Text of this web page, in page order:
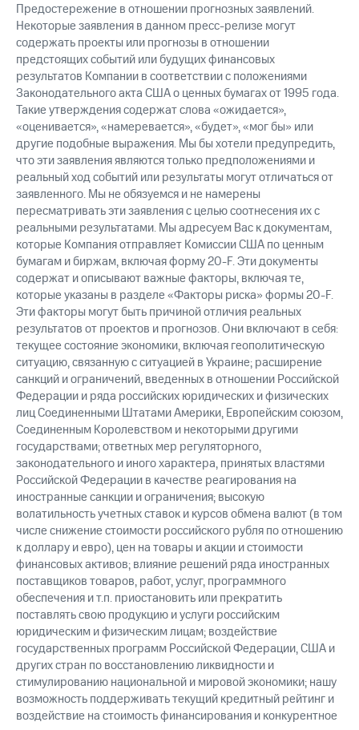
Предостережение в отношении прогнозных заявлений.
Некоторые заявления в данном пресс-релизе могут
содержать проекты или прогнозы в отношении
предстоящих событий или будущих финансовых
результатов Компании в соответствии с положениями
Законодательного акта США о ценных бумагах от 1995 года.
Такие утверждения содержат слова «ожидается»,
«оценивается», «намеревается», «будет», «мог бы» или
другие подобные выражения. Мы бы хотели предупредить,
что эти заявления являются только предположениями и
реальный ход событий или результаты могут отличаться от
заявленного. Мы не обязуемся и не намерены
пересматривать эти заявления с целью соотнесения их с
реальными результатами. Мы адресуем Вас к документам,
которые Компания отправляет Комиссии США по ценным
бумагам и биржам, включая форму 20-F. Эти документы
содержат и описывают важные факторы, включая те,
которые указаны в разделе «Факторы риска» формы 20-F.
Эти факторы могут быть причиной отличия реальных
результатов от проектов и прогнозов. Они включают в себя:
текущее состояние экономики, включая геополитическую
ситуацию, связанную с ситуацией в Украине; расширение
санкций и ограничений, введенных в отношении Российской
Федерации и ряда российских юридических и физических
лиц Соединенными Штатами Америки, Европейским союзом,
Соединенным Королевством и некоторыми другими
государствами; ответных мер регуляторного,
законодательного и иного характера, принятых властями
Российской Федерации в качестве реагирования на
иностранные санкции и ограничения; высокую
волатильность учетных ставок и курсов обмена валют (в том
числе снижение стоимости российского рубля по отношению
к доллару и евро), цен на товары и акции и стоимости
финансовых активов; влияние решений ряда иностранных
поставщиков товаров, работ, услуг, программного
обеспечения и т.п. приостановить или прекратить
поставлять свою продукцию и услуги российским
юридическим и физическим лицам; воздействие
государственных программ Российской Федерации, США и
других стран по восстановлению ликвидности и
стимулированию национальной и мировой экономики; нашу
возможность поддерживать текущий кредитный рейтинг и
воздействие на стоимость финансирования и конкурентное